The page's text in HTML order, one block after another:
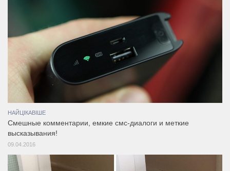
НАЙЦІКАВІШЕ
Смешные комментарии, емкие смс-диалоги и меткие
высказывания!
09.04.2016